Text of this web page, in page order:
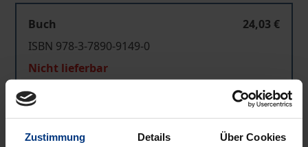
Zustimmung Details Über Cookies
Buch
24,03 €
ISBN 978-3-7890-9149-0
Nicht lieferbar